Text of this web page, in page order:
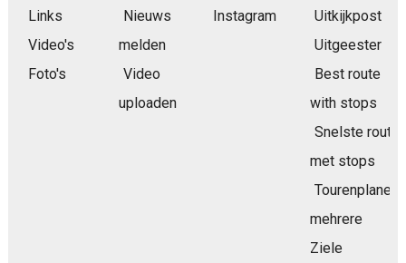
Links
Video's
Foto's
Nieuws
melden
Video
uploaden
Instagram
Uitkijkpost
Uitgeester
Best route
with stops
Snelste route
met stops
Tourenplaner
mehrere
Ziele